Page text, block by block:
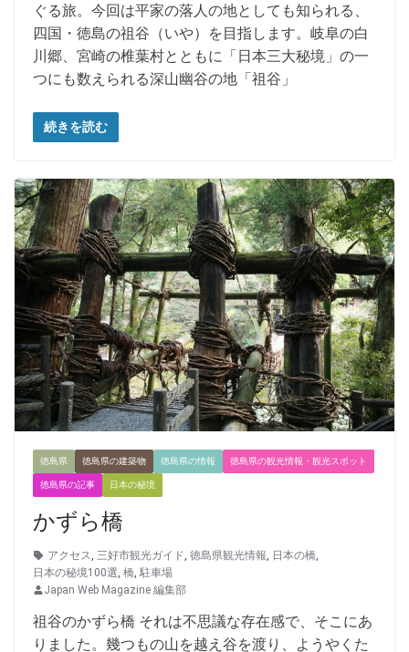
ぐる旅。今回は平家の落人の地としても知られる、
四国・徳島の祖谷（いや）を目指します。岐阜の白
川郷、宮崎の椎葉村とともに「日本三大秘境」の一
つにも数えられる深山幽谷の地「祖谷」
続きを読む
徳島県 徳島県の建築物 徳島県の情報 徳島県の観光情報・観光スポット
徳島県の記事 日本の秘境
かずら橋
アクセス 三好市観光ガイド 徳島県観光情報 日本の橋
日本の秘境100選 橋 駐車場
Japan Web Magazine 編集部
祖谷のかずら橋 それは不思議な存在感で、そこにあ
りました。幾つもの山を越え谷を渡り、ようやくた